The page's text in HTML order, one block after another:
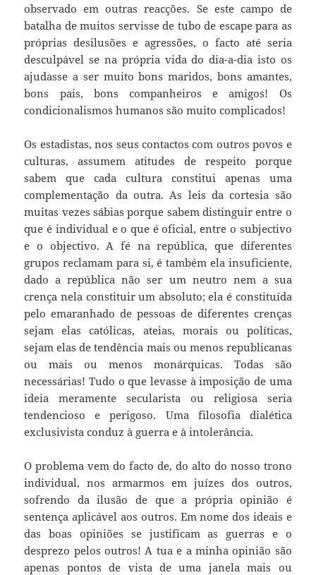
observado em outras reacções. Se este campo de
batalha de muitos servisse de tubo de escape para as
próprias desilusões e agressões, o facto até seria
desculpável se na própria vida do dia-a-dia isto os
ajudasse a ser muito bons maridos, bons amantes,
bons pais, bons companheiros e amigos! Os
condicionalismos humanos são muito complicados!
Os estadistas, nos seus contactos com outros povos e
culturas, assumem atitudes de respeito porque
sabem que cada cultura constitui apenas uma
complementação da outra. As leis da cortesia são
muitas vezes sábias porque sabem distinguir entre o
que é individual e o que é oficial, entre o subjectivo
e o objectivo. A fé na república, que diferentes
grupos reclamam para si, é também ela insuficiente,
dado a república não ser um neutro nem a sua
crença nela constituir um absoluto; ela é constituída
pelo emaranhado de pessoas de diferentes crenças
sejam elas católicas, ateias, morais ou políticas,
sejam elas de tendência mais ou menos republicanas
ou mais ou menos monárquicas. Todas são
necessárias! Tudo o que levasse à imposição de uma
ideia meramente secularista ou religiosa seria
tendencioso e perigoso. Uma filosofia dialética
exclusivista conduz à guerra e à intolerância.
O problema vem do facto de, do alto do nosso trono
individual, nos armarmos em juízes dos outros,
sofrendo da ilusão de que a própria opinião é
sentença aplicável aos outros. Em nome dos ideais e
das boas opiniões se justificam as guerras e o
desprezo pelos outros! A tua e a minha opinião são
apenas pontos de vista de uma janela mais ou